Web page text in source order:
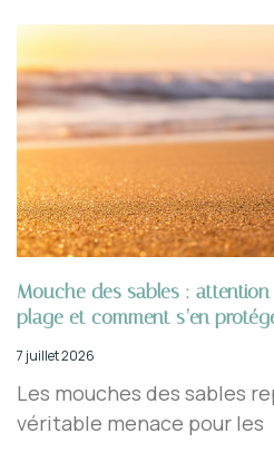
Mouche des sables :
plage et comment s’en
7 juillet 2026
Les mouches des sables
véritable menace pour les